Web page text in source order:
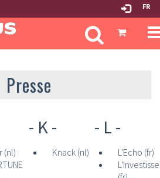
FR
Presse
(nl)
- K -
Knack (nl)
- L -
L'Echo (fr)